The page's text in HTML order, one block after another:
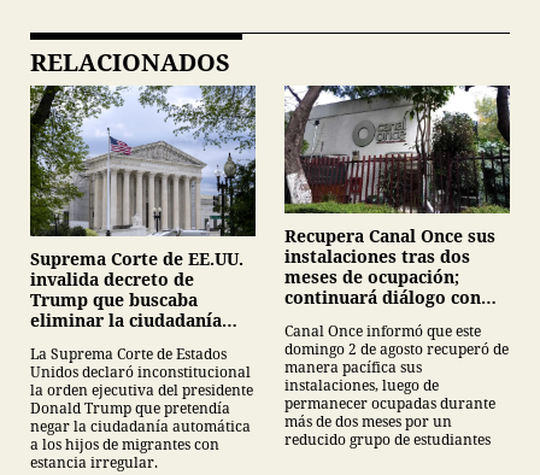
RELACIONADOS
Suprema Corte de EE.UU.
invalida decreto de
Trump que buscaba
eliminar la ciudadanía
La Suprema Corte de Estados
Unidos declaró inconstitucional
la orden ejecutiva del presidente
Donald Trump que pretendía
negar la ciudadanía automática
a los hijos de migrantes con
estancia irregular.
Recupera Canal Once sus
instalaciones tras dos
meses de ocupación;
continuará diálogo con
Canal Once informó que este
domingo 2 de agosto recuperó de
manera pacífica sus
instalaciones, luego de
permanecer ocupadas durante
más de dos meses por un
reducido grupo de estudiantes